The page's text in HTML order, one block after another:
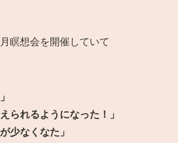
瞑想会を開催していて
られるようになった！」
少なくなた」